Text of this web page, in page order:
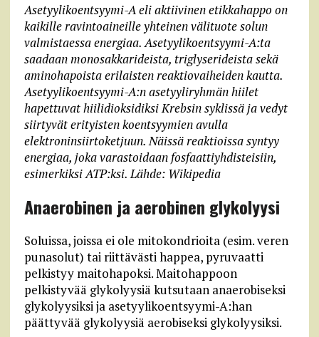
Asetyylikoentsyymi-A eli aktiivinen etikkahappo on
kaikille ravintoaineille yhteinen välituote solun
valmistaessa energiaa. Asetyylikoentsyymi-A:ta
saadaan monosakkarideista, triglyserideista sekä
aminohapoista erilaisten reaktiovaiheiden kautta.
Asetyylikoentsyymi-A:n asetyyliryhmän hiilet
hapettuvat hiilidioksidiksi Krebsin syklissä ja vedyt
siirtyvät erityisten koentsyymien avulla
elektroninsiirtoketjuun. Näissä reaktioissa syntyy
energiaa, joka varastoidaan fosfaattiyhdisteisiin,
esimerkiksi ATP:ksi. Lähde: Wikipedia
Anaerobinen ja aerobinen glykolyysi
Soluissa, joissa ei ole mitokondrioita (esim. veren
punasolut) tai riittävästi happea, pyruvaatti
pelkistyy maitohapoksi. Maitohappoon
pelkistyvää glykolyysiä kutsutaan anaerobiseksi
glykolyysiksi ja asetyylikoentsyymi-A:han
päättyvää glykolyysiä aerobiseksi glykolyysiksi.